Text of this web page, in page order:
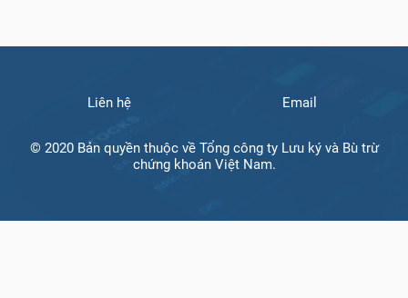
Liên hệ Email
© 2020 Bản quyền thuộc về Tổng công ty Lưu ký và Bù trừ
chứng khoán Việt Nam.